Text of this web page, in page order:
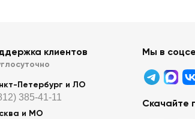
клиентов
Петербург и ЛО
385-41-11
и МО
Мы в
Скачайте